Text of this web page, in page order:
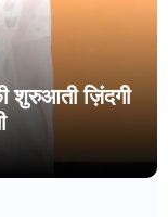
शुरुआती ज़िंदगी